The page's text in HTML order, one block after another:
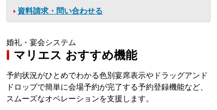
資料請求・問い合わせる
婚礼・宴会システム
マリエス おすすめ機能
予約状況がひとめでわかる色別宴席表示やドラッグアンド
ドロップで簡単に会場予約が完了する予約登録機能など、
スムーズなオペレーションを支援します。